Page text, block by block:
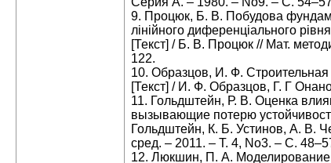
9. Процюк, Б. В. Побудова
лінійного диференціального
[Текст] / Б. В. Процюк // Мат.
122.
10. Образцов, И. Ф.
[Текст] / И. Ф. Образцов, Г. Г
11. Гольдштейн, Р. В. Оценка
вызывающие потерю
Гольдштейн, К. Б. Устинов, А. В.
сред. – 2011. – Т. 4, No3. – С.
12. Люкшин, П. А.